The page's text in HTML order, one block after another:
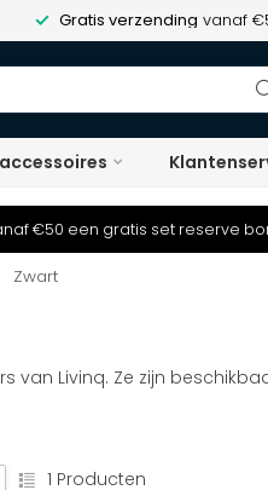
Gratis verzending vanaf
€50 een gratis set reserve
Zwart
Livinq. Ze zijn
1 Producten